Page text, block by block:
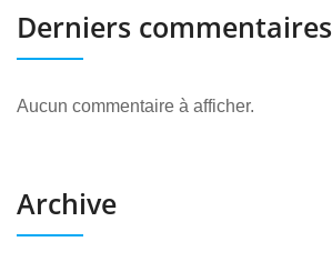
Derniers commentaires
Aucun commentaire à afficher.
Archive